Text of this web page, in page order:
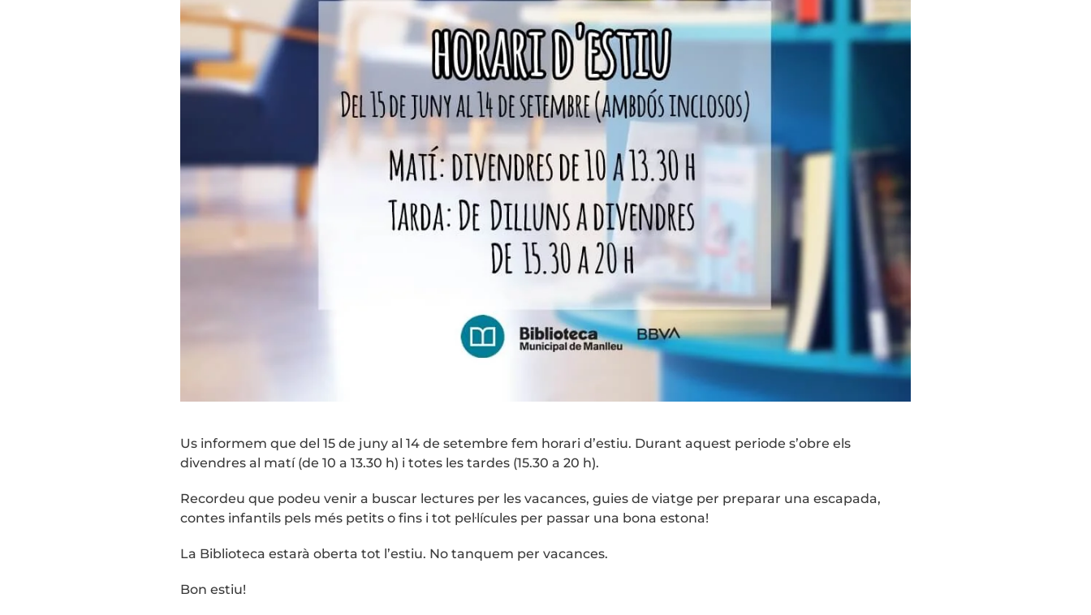
Us informem que del 15 de juny al 14 de setembre fem horari d’estiu. Durant aquest periode s’obre els
divendres al matí (de 10 a 13.30 h) i totes les tardes (15.30 a 20 h).
Recordeu que podeu venir a buscar lectures per les vacances, guies de viatge per preparar una escapada,
contes infantils pels més petits o fins i tot pel·lícules per passar una bona estona!
La Biblioteca estarà oberta tot l’estiu. No tanquem per vacances.
Bon estiu!